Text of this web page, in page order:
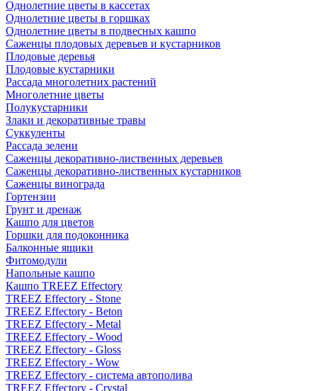
Однолетние цветы в кассетах
Однолетние цветы в горшках
Однолетние цветы в подвесных кашпо
Саженцы плодовых деревьев и кустарников
Плодовые деревья
Плодовые кустарники
Рассада многолетних растений
Многолетние цветы
Полукустарники
Злаки и декоративные травы
Суккуленты
Рассада зелени
Саженцы декоративно-лиственных деревьев
Саженцы декоративно-лиственных кустарников
Саженцы винограда
Гортензии
Грунт и дренаж
Кашпо для цветов
Горшки для подоконника
Балконные ящики
Фитомодули
Напольные кашпо
Кашпо TREEZ Effectory
TREEZ Effectory - Stone
TREEZ Effectory - Beton
TREEZ Effectory - Metal
TREEZ Effectory - Wood
TREEZ Effectory - Gloss
TREEZ Effectory - Wow
TREEZ Effectory - система автополива
TREEZ Effectory - Crystal